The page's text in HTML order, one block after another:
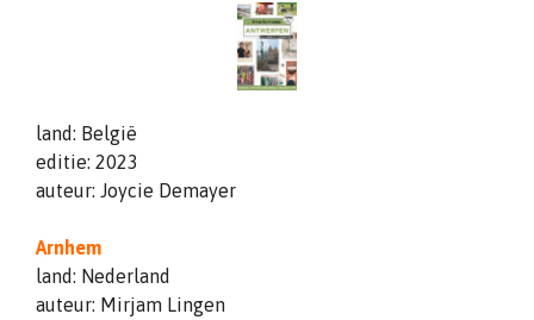
land: België
editie: 2023
auteur: Joycie Demayer
Arnhem
land: Nederland
auteur: Mirjam Lingen